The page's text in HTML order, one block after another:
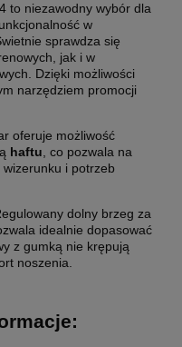
to niezawodny wybór dla
w
sprawdza się
jak i w
Dzięki możliwości
narzędziem promocji
oferuje możliwość
haftu , co pozwala na
i potrzeb
dolny brzeg za
idealnie dopasować
z gumką nie krępują
noszenia.